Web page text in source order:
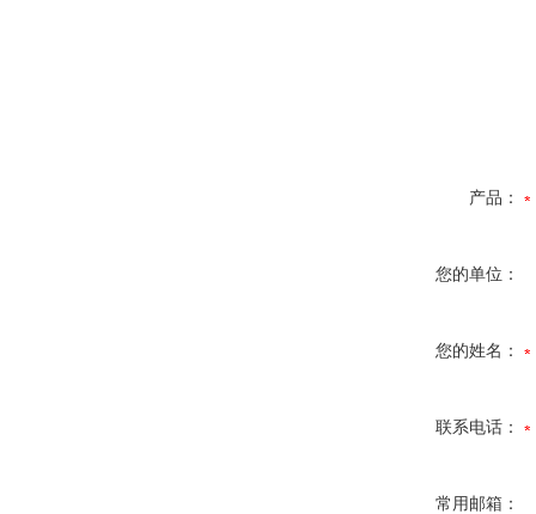
产品：
您的单位：
您的姓名：
联系电话：
常用邮箱：